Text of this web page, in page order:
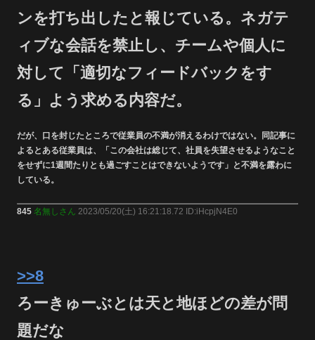
ンを打ち出したと報じている。ネガテ
ィブな会話を禁止し、チームや個人に
対して「適切なフィードバックをす
る」よう求める内容だ。
だが、口を封じたところで従業員の不満が消えるわけではない。同記事に
よるとある従業員は、「この会社は総じて、社員を失望させるようなこと
をせずに1週間たりとも過ごすことはできないようです」と不満を露わに
している。
845 名無しさん 2023/05/20(土) 16:21:18.72 ID:iHcpjN4E0
>>8
ろーきゅーぶとは天と地ほどの差が問
題だな